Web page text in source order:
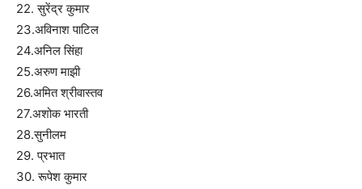
22. सुरेंद्र कुमार
23.अविनाश पाटिल
24.अनिल सिंहा
25.अरुण माझी
26.अमित श्रीवास्तव
27.अशोक भारती
28.सुनीलम
29. प्रभात
30. रूपेश कुमार